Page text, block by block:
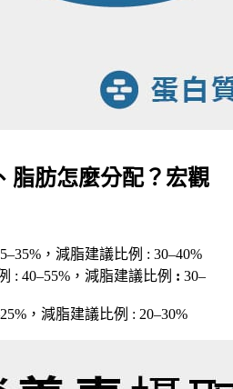
脂肪怎麼分配？宏觀
， 減脂建議比例 : 30–40%
: 40–55%， 減脂建議比例 : 30–
， 減脂建議比例 : 20–30%